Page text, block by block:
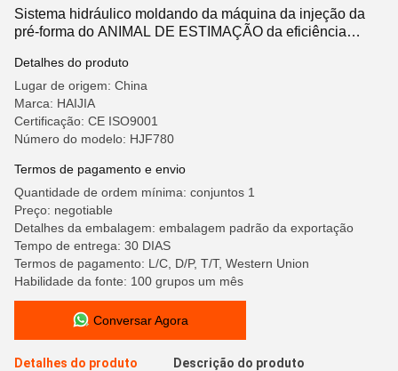
Sistema hidráulico moldando da máquina da injeção da
pré-forma do ANIMAL DE ESTIMAÇÃO da eficiência
Detalhes do produto
Lugar de origem: China
Marca: HAIJIA
Certificação: CE ISO9001
Número do modelo: HJF780
Termos de pagamento e envio
Quantidade de ordem mínima: conjuntos 1
Preço: negotiable
Detalhes da embalagem: embalagem padrão da exportação
Tempo de entrega: 30 DIAS
Termos de pagamento: L/C, D/P, T/T, Western Union
Habilidade da fonte: 100 grupos um mês
Conversar Agora
Detalhes do produto Descrição do produto